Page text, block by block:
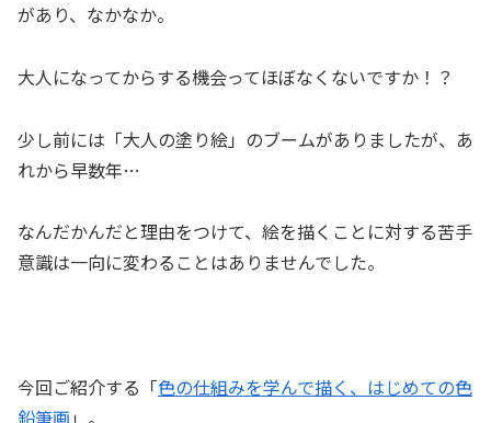
があり、なかなか。
大人になってからする機会ってほぼなくないですか！？
少し前には「大人の塗り絵」のブームがありましたが、あ
れから早数年…
なんだかんだと理由をつけて、絵を描くことに対する苦手
意識は一向に変わることはありませんでした。
今回ご紹介する「色の仕組みを学んで描く、はじめての色
鉛筆画 」。